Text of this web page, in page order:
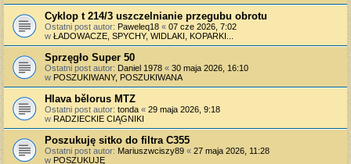
Cyklop t 214/3 uszczelnianie przegubu obrotu
Ostatni post autor: Paweleq18 « 07 cze 2026, 7:02
w ŁADOWACZE, SPYCHY, WIDLAKI, KOPARKI...
Sprzęgło Super 50
Ostatni post autor: Daniel 1978 « 30 maja 2026, 16:10
w POSZUKIWANY, POSZUKIWANA
Hlava bělorus MTZ
Ostatni post autor: tonda « 29 maja 2026, 9:18
w RADZIECKIE CIĄGNIKI
Poszukuję sitko do filtra C355
Ostatni post autor: Mariuszwciszy89 « 27 maja 2026, 11:28
w POSZUKUJĘ